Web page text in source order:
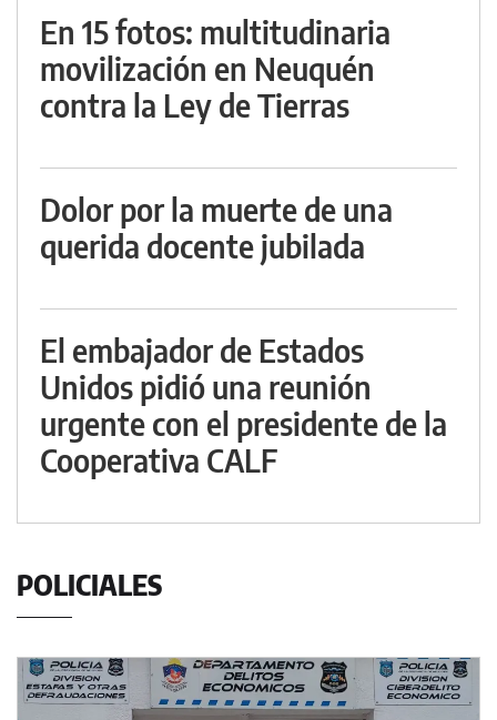
En 15 fotos: multitudinaria
movilización en Neuquén
contra la Ley de Tierras
Dolor por la muerte de una
querida docente jubilada
El embajador de Estados
Unidos pidió una reunión
urgente con el presidente de la
Cooperativa CALF
POLICIALES